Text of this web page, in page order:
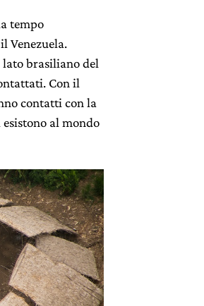
tempo
Venezuela.
brasiliano del
Con il
contatti con la
al mondo